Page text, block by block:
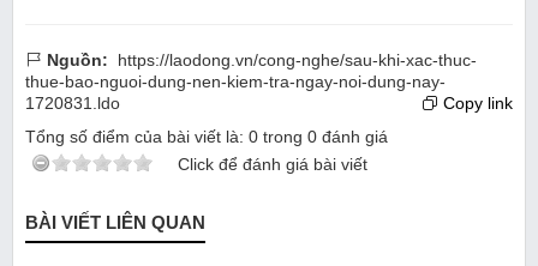
Nguồn:
https://laodong.vn/cong-nghe/sau-khi-xac-thuc-
thue-bao-nguoi-dung-nen-kiem-tra-ngay-noi-dung-nay-
1720831.ldo
Copy link
Tổng số điểm của bài viết là: 0 trong 0 đánh giá
Click để đánh giá bài viết
BÀI VIẾT LIÊN QUAN